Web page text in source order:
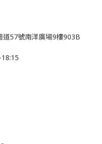
道57號南洋廣場9樓903B